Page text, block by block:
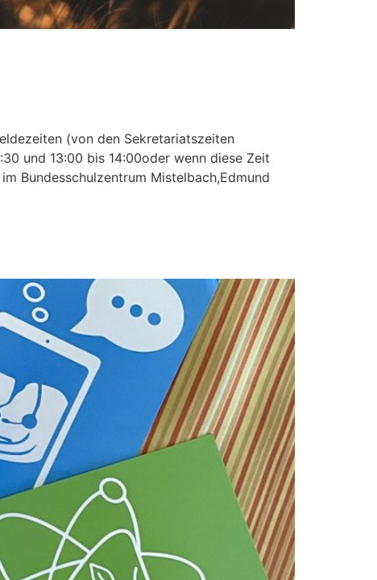
(von den Sekretariatszeiten
und 13:00 bis 14:00oder wenn diese Zeit
Bundesschulzentrum Mistelbach,Edmund